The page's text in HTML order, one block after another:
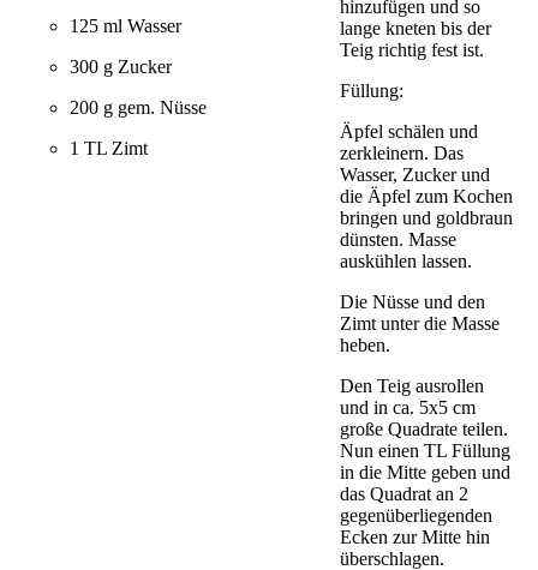
125 ml Wasser
300 g Zucker
200 g gem. Nüsse
1 TL Zimt
hinzufügen und so
lange kneten bis der
Teig richtig fest ist.
Füllung:
Äpfel schälen und
zerkleinern. Das
Wasser, Zucker und
die Äpfel zum Kochen
bringen und goldbraun
dünsten. Masse
auskühlen lassen.
Die Nüsse und den
Zimt unter die Masse
heben.
Den Teig ausrollen
und in ca. 5x5 cm
große Quadrate teilen.
Nun einen TL Füllung
in die Mitte geben und
das Quadrat an 2
gegenüberliegenden
Ecken zur Mitte hin
überschlagen.